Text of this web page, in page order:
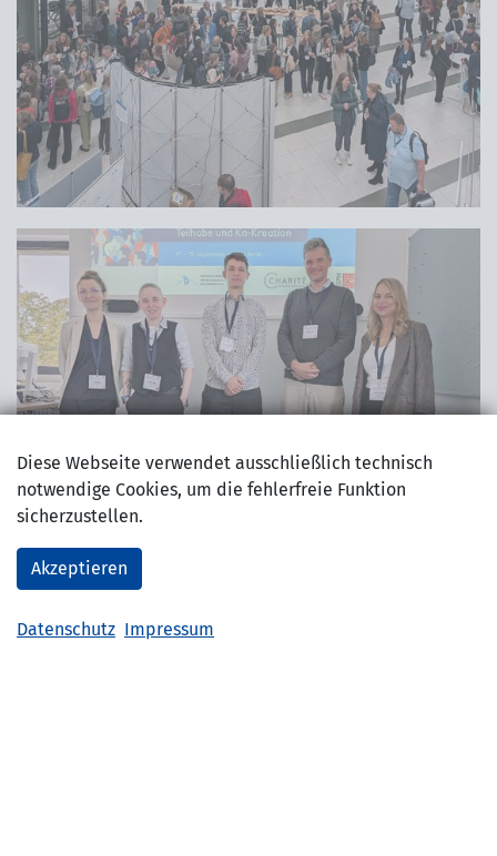
Diese Webseite verwendet ausschließlich technisch
notwendige Cookies, um die fehlerfreie Funktion
sicherzustellen.
Akzeptieren
Datenschutz Impressum